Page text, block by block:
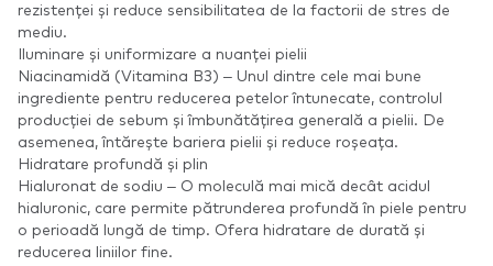
rezistenței și reduce sensibilitatea de la factorii de stres de
mediu.
Iluminare și uniformizare a nuanței pielii
Niacinamidă (Vitamina B3) – Unul dintre cele mai bune
ingrediente pentru reducerea petelor întunecate, controlul
producției de sebum și îmbunătățirea generală a pielii. De
asemenea, întărește bariera pielii și reduce roșeața.
Hidratare profundă și plin
Hialuronat de sodiu – O moleculă mai mică decât acidul
hialuronic, care permite pătrunderea profundă în piele pentru
o perioadă lungă de timp. Ofera hidratare de durată și
reducerea liniilor fine.